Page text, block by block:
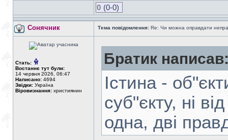
0 (0-0)
Сонячник Тема повідомлення: Re: Чи можна оправдати
Стать:
Востаннє тут були:
14 червня 2026, 06:47
Написано: 4694
Звідки: Україна
Віровизнання: християнин
Братик
Істина -
суб"єкту, ні
одна, дві